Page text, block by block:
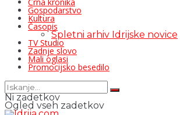
Gospodarstvo
Kultura
Časopis
Spletni arhiv Idrijske novice
TV Studio
Zadnje slovo
Mali oglasi
Promocijsko besedilo
Ni zadetkov
Ogled vseh zadetkov